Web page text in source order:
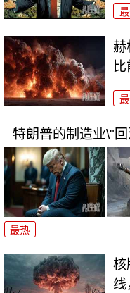
赫
特朗普的制造业\"
最热
核
线